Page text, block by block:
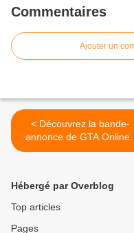
Commentaires
Ajouter un
< Découvrez la bande-
annonce de GTA Online :
Trafic d'armes
Hébergé par Overblog
Top articles
Pages